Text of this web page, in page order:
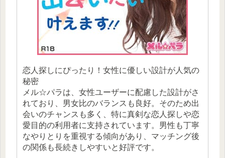
恋人探しにぴったり！女性に優しい設計が人気の
秘密
メル☆パラは、女性ユーザーに配慮した設計がさ
れており、男女比のバランスも良好。そのため出
会いのチャンスも多く、特に真剣な恋人探しや恋
愛目的の利用者に支持されています。男性も丁寧
なやりとりを重視する傾向があり、マッチング後
の関係も長続きしやすいと好評です。